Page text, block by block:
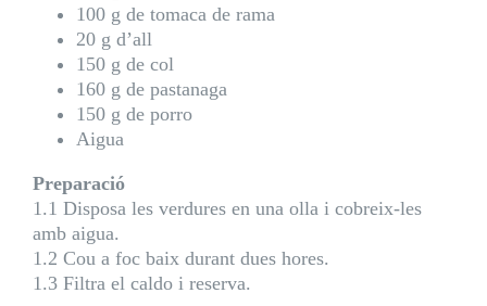
100 g de tomaca de rama
20 g d’all
150 g de col
160 g de pastanaga
150 g de porro
Aigua
Preparació
1.1 Disposa les verdures en una olla i cobreix-les
amb aigua.
1.2 Cou a foc baix durant dues hores.
1.3 Filtra el caldo i reserva.